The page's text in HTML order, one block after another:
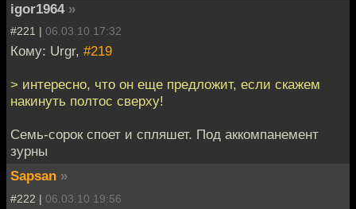
igor1964 »
#221 | 06.03.10 17:32
Кому: Urgr, #219
> интересно, что он еще предложит, если скажем
накинуть полтос сверху!
Семь-сорок споет и спляшет. Под аккомпанемент
зурны
Sapsan »
#222 | 06.03.10 19:56